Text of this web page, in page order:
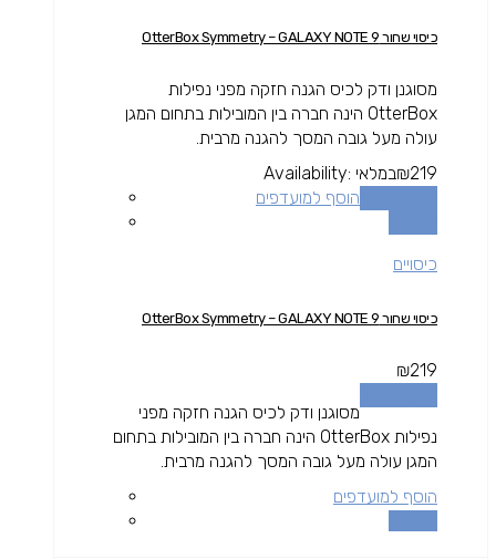
כיסוי שחור OtterBox Symmetry – GALAXY NOTE 9
מסוגנן ודק לכיס הגנה חזקה מפני נפילות
OtterBox הינה חברה בין המובילות בתחום המגן
עולה מעל גובה המסך להגנה מרבית.
₪219
Availability: במלאי
הוסף למועדפים
כיסויים
כיסוי שחור OtterBox Symmetry – GALAXY NOTE 9
₪219
מסוגנן ודק לכיס הגנה חזקה מפני
נפילות OtterBox הינה חברה בין המובילות בתחום
המגן עולה מעל גובה המסך להגנה מרבית.
הוסף למועדפים